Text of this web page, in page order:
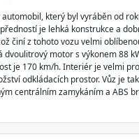
který byl vyráběn od
je lehká konstrukce a
činí z tohoto vozu velmi
dvoulitrový motor s výkonem 88
je 170 km/h. Interiér je velmi
odkládacích prostor. Vůz je
centrálním zamykáním a ABS